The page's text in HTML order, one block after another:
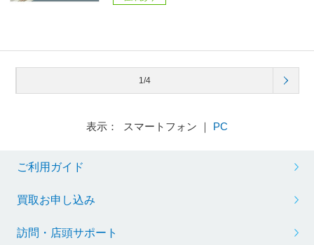
1/4
表示： スマートフォン ｜ PC
ご利用ガイド
買取お申し込み
訪問・店頭サポート